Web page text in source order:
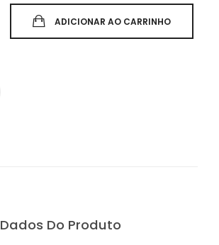
ADICIONAR AO CARRINHO
Dados Do Produto